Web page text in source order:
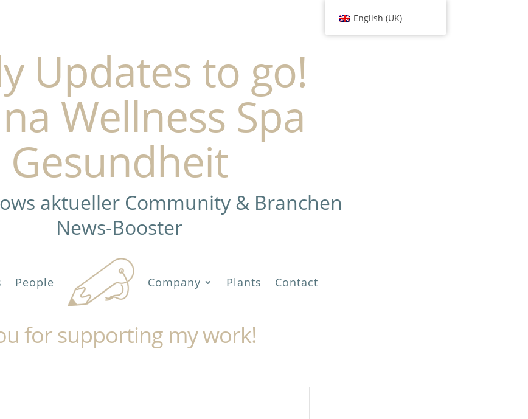
Updates to go!
Wellness Spa
Gesundheit
aktueller Community & Branchen
News-Booster
People Company Plants Contact
for supporting my work!
English (UK)